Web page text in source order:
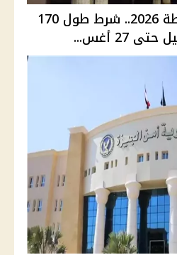
التقديم لكلية الشرطة 2026.. شرط طول 170
27 أغس...